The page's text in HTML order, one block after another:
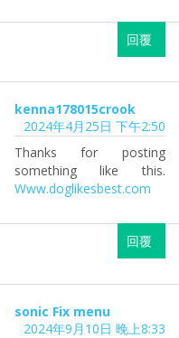
回覆
kenna178015crook
2024年4月25日 下午2:50
Thanks for posting
something like this.
Www.doglikesbest.com
回覆
sonic Fix menu
2024年9月10日 晚上8:33